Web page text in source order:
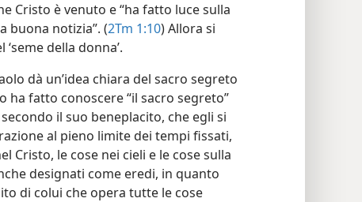
Cristo è venuto e “ha fatto luce sulla
buona notizia”. (2Tm 1:10) Allora si
della donna’.
dà un’idea chiara del sacro segreto
ha fatto conoscere “il sacro segreto”
il suo beneplacito, che egli si
al pieno limite dei tempi fissati,
Cristo, le cose nei cieli e le cose sulla
designati come eredi, in quanto
di colui che opera tutte le cose